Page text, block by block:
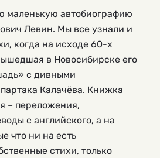
маленькую автобиографию
Левин. Мы все узнали и
когда на исходе 60-х
в Новосибирске его
с дивными
Калачёва. Книжка
– переложения,
с английского, а на
что ни на есть
стихи, только